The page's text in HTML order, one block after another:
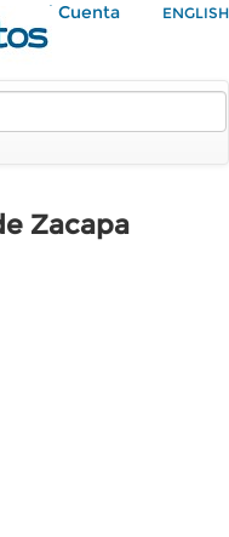
Mi Cuenta ENGLISH
Zacapa